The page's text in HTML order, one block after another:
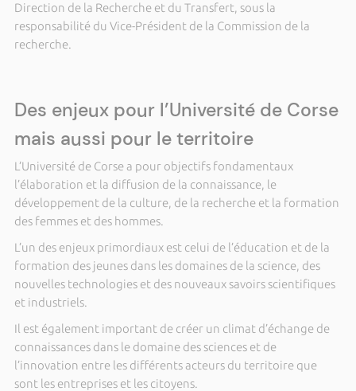
Direction de la Recherche et du Transfert, sous la
responsabilité du Vice-Président de la Commission de la
recherche.
Des enjeux pour l’Université de Corse
mais aussi pour le territoire
L’Université de Corse a pour objectifs fondamentaux
l’élaboration et la diffusion de la connaissance, le
développement de la culture, de la recherche et la formation
des femmes et des hommes.
L’un des enjeux primordiaux est celui de l’éducation et de la
formation des jeunes dans les domaines de la science, des
nouvelles technologies et des nouveaux savoirs scientifiques
et industriels.
Il est également important de créer un climat d’échange de
connaissances dans le domaine des sciences et de
l’innovation entre les différents acteurs du territoire que
sont les entreprises et les citoyens.